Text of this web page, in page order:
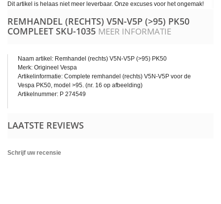
Dit artikel is helaas niet meer leverbaar. Onze excuses voor het ongemak!
REMHANDEL (RECHTS) V5N-V5P (>95) PK50
COMPLEET SKU-1035 MEER INFORMATIE
Naam artikel: Remhandel (rechts) V5N-V5P (>95) PK50
Merk: Origineel Vespa
Artikelinformatie: Complete remhandel (rechts) V5N-V5P voor de
Vespa PK50, model >95. (nr. 16 op afbeelding)
Artikelnummer: P 274549
LAATSTE REVIEWS
Schrijf uw recensie